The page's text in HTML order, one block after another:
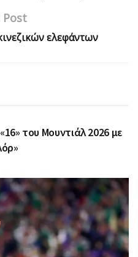
Post
ελεφάντων
του Μουντιάλ 2026 με